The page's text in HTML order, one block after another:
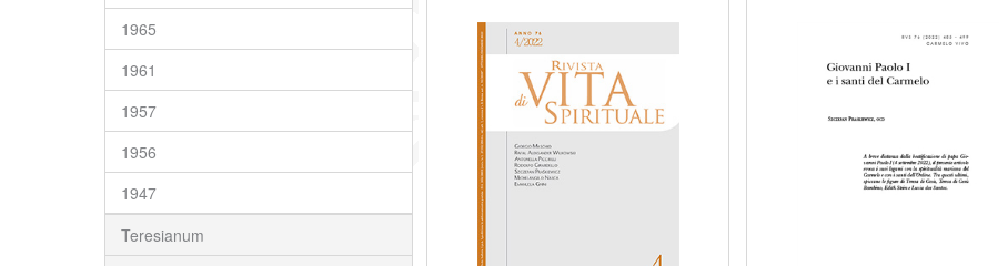
1965
1961
1957
1956
1947
Teresianum